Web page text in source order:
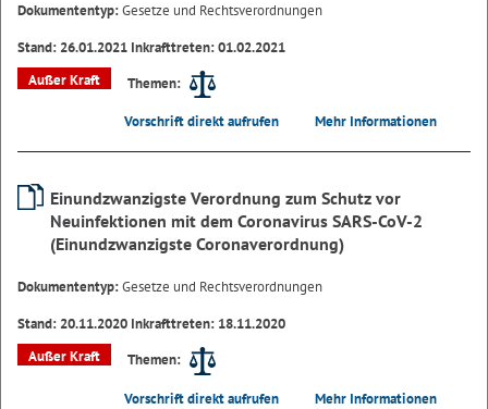
Dokumententyp:Gesetze und Rechtsverordnungen
Stand: 26.01.2021 Inkrafttreten: 01.02.2021
Außer Kraft
Themen:
Vorschrift direkt aufrufen Mehr Informationen
Einundzwanzigste Verordnung zum Schutz vor
Neuinfektionen mit dem Coronavirus SARS-CoV-2
(Einundzwanzigste Coronaverordnung)
Dokumententyp:Gesetze und Rechtsverordnungen
Stand: 20.11.2020 Inkrafttreten: 18.11.2020
Außer Kraft
Themen:
Vorschrift direkt aufrufen Mehr Informationen